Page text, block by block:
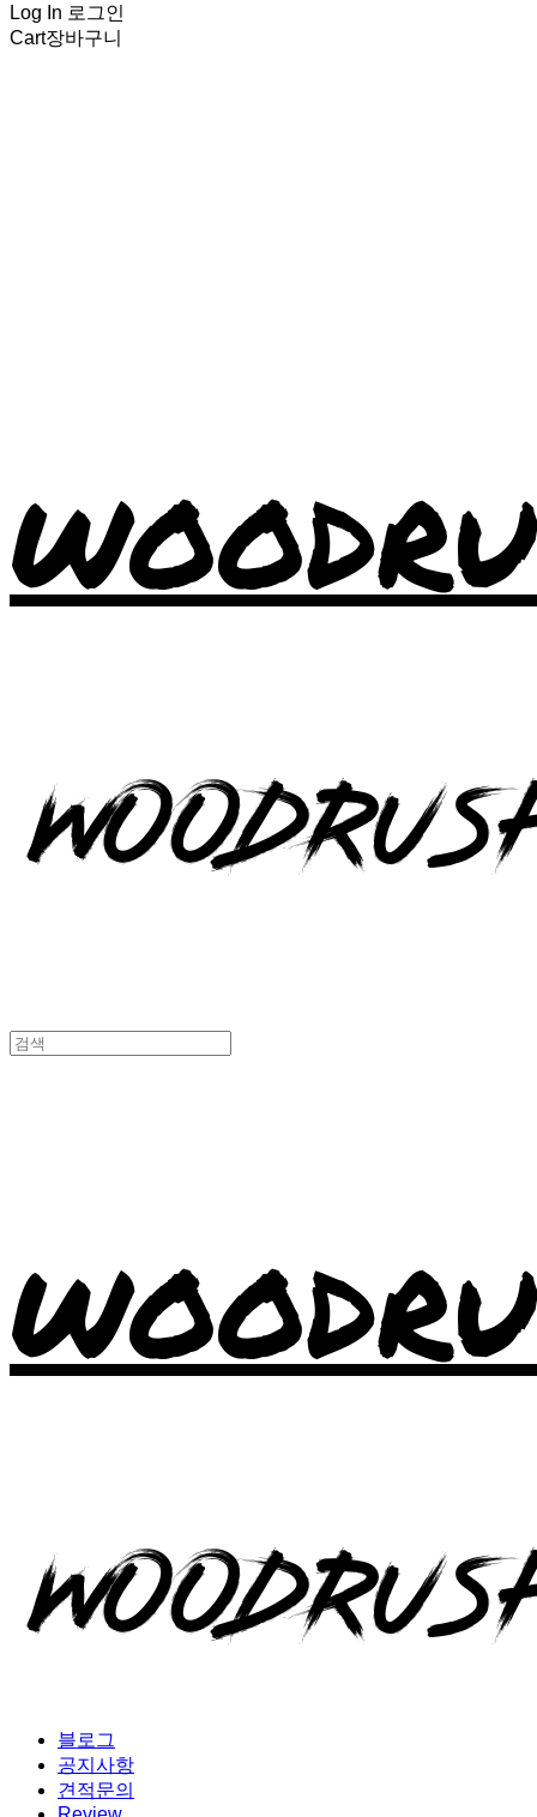
Log In 로그인
Cart장바구니
블로그
공지사항
견적문의